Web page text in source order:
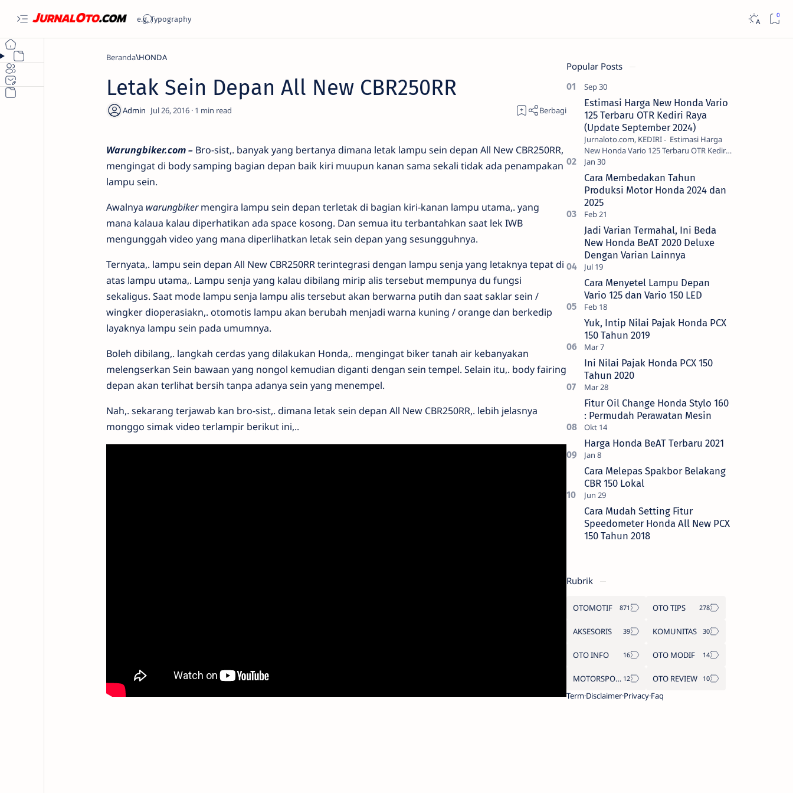
Beranda HONDA
Letak Sein Depan All New CBR250RR
1
Warungbiker.com – Bro-sist,. banyak yang bertanya dimana letak lampu sein depan All New CBR250RR,
mengingat di body samping bagian depan baik kiri muupun kanan sama sekali tidak ada penampakan
lampu sein.
Awalnya warungbikermengira lampu sein depan terletak di bagian kiri-kanan lampu utama,. yang
mana kalaua kalau diperhatikan ada space kosong. Dan semua itu terbantahkan saat lek IWB
mengunggah video yang mana diperlihatkan letak sein depan yang sesungguhnya.
Ternyata,. lampu sein depan All New CBR250RR terintegrasi dengan lampu senja yang letaknya tepat di
atas lampu utama,. Lampu senja yang kalau dibilang mirip alis tersebut mempunya du fungsi
sekaligus. Saat mode lampu senja lampu alis tersebut akan berwarna putih dan saat saklar sein /
wingker dioperasiakn,. otomotis lampu akan berubah menjadi warna kuning / orange dan berkedip
layaknya lampu sein pada umumnya.
Boleh dibilang,. langkah cerdas yang dilakukan Honda,. mengingat biker tanah air kebanyakan
melengserkan Sein bawaan yang nongol kemudian diganti dengan sein tempel. Selain itu,. body fairing
depan akan terlihat bersih tanpa adanya sein yang menempel.
Nah,. sekarang terjawab kan bro-sist,. dimana letak sein depan All New CBR250RR,. lebih jelasnya
monggo simak video terlampir berikut ini,..
Popular Posts
Estimasi Harga New Honda Vario
125 Terbaru OTR Kediri Raya
(Update September 2024)
Jurnaloto.com, KEDIRI - Estimasi Harga
New Honda Vario 125 Terbaru OTR Kediri
Raya (Update September 2024) Brosis
sekalian, PT Astra Honda Motor (AH…
Cara Membedakan Tahun
Produksi Motor Honda 2024 dan
2025
Jadi Varian Termahal, Ini Beda
New Honda BeAT 2020 Deluxe
Dengan Varian Lainnya
Cara Menyetel Lampu Depan
Vario 125 dan Vario 150 LED
Yuk, Intip Nilai Pajak Honda PCX
150 Tahun 2019
Ini Nilai Pajak Honda PCX 150
Tahun 2020
Fitur Oil Change Honda Stylo 160
: Permudah Perawatan Mesin
Harga Honda BeAT Terbaru 2021
Cara Melepas Spakbor Belakang
CBR 150 Lokal
Cara Mudah Setting Fitur
Speedometer Honda All New PCX
150 Tahun 2018
Rubrik
OTOMOTIF OTO TIPS
AKSESORIS KOMUNITAS
OTO INFO OTO MODIF
MOTORSPORT
OTO REVIEW
TermDisclaimerPrivacyFaq